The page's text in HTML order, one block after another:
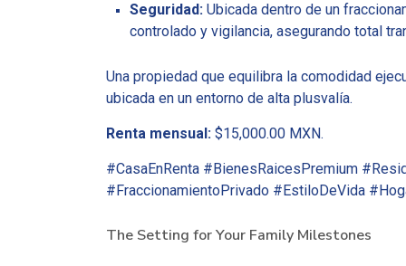
Seguridad: Ubicada dentro de un
controlado y vigilancia, asegurando total
Una propiedad que equilibra la comodidad
ubicada en un entorno de alta plusvalía.
Renta mensual: $15,000.00 MXN.
#CasaEnRenta #BienesRaicesPremium
#FraccionamientoPrivado #EstiloDeVida
The Setting for Your Family Milestones